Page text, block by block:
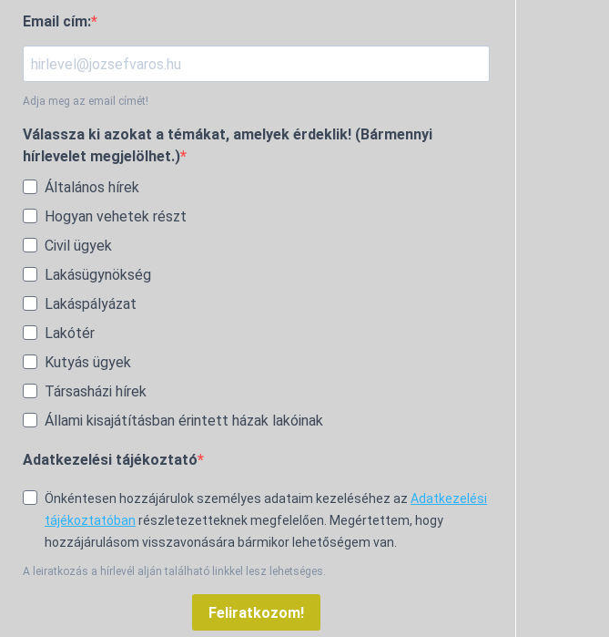
Email cím:
Adja meg az email címét!
Válassza ki azokat a témákat, amelyek érdeklik! (Bármennyi
hírlevelet megjelölhet.)
Általános hírek
Hogyan vehetek részt
Civil ügyek
Lakásügynökség
Lakáspályázat
Lakótér
Kutyás ügyek
Társasházi hírek
Állami kisajátításban érintett házak lakóinak
Adatkezelési tájékoztató
Önkéntesen hozzájárulok személyes adataim kezeléséhez az Adatkezelési
tájékoztatóban részletezetteknek megfelelően. Megértettem, hogy
hozzájárulásom visszavonására bármikor lehetőségem van.
A leiratkozás a hírlevél alján található linkkel lesz lehetséges.
Feliratkozom!